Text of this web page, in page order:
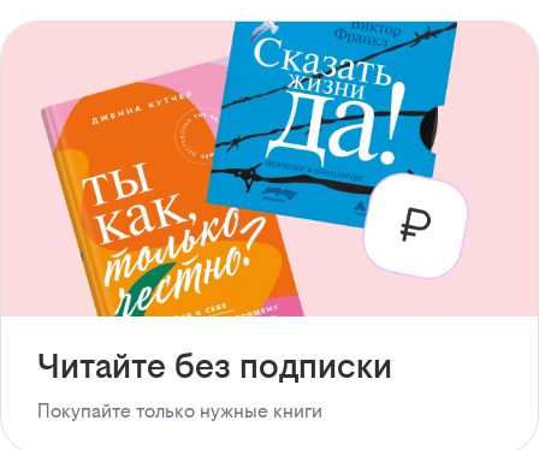
Читайте без подписки
Покупайте только нужные книги